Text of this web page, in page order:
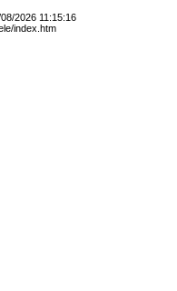
2026 11:15:16
index.htm